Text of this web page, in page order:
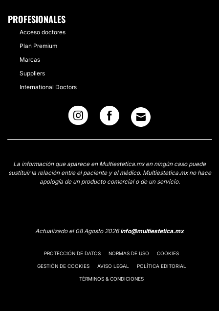
PROFESIONALES
Acceso doctores
Plan Premium
Marcas
Suppliers
International Doctors
La información que aparece en Multiestetica.mx en ningún caso puede
sustituir la relación entre el paciente y el médico. Multiestetica.mx no hace
apología de un producto comercial o de un servicio.
Actualizado el 08 Agosto 2026info@multiestetica.mx
PROTECCIÓN DE DATOS NORMAS DE USO COOKIES
GESTIÓN DE COOKIES AVISO LEGAL POLÍTICA EDITORIAL
TÉRMINOS & CONDICIONES